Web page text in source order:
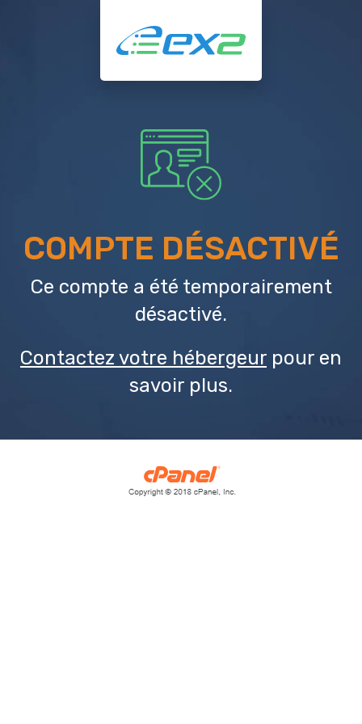
COMPTE DÉSACTIVÉ
Ce compte a été temporairement
désactivé.
Contactez votre hébergeur pour en
savoir plus.